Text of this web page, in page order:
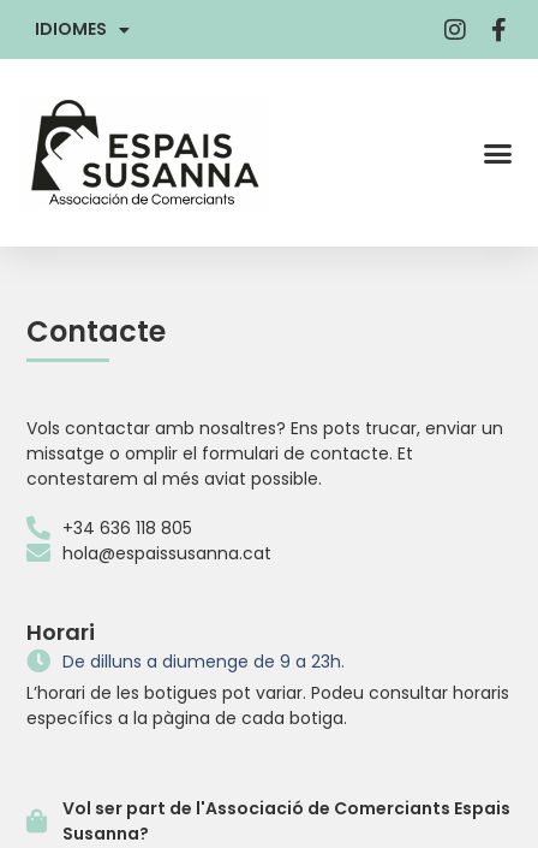
IDIOMES
Contacte
Vols contactar amb nosaltres? Ens pots trucar, enviar un
missatge o omplir el formulari de contacte. Et
contestarem al més aviat possible.
+34 636 118 805
hola@espaissusanna.cat
Horari
De dilluns a diumenge de 9 a 23h.
L’horari de les botigues pot variar. Podeu consultar horaris
específics a la pàgina de cada botiga.
Vol ser part de l'Associació de Comerciants Espais
Susanna?